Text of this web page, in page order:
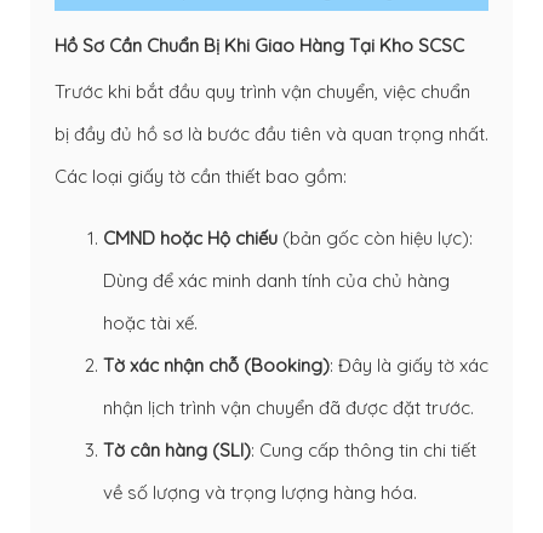
Hồ Sơ Cần Chuẩn Bị Khi Giao Hàng Tại Kho SCSC
Trước khi bắt đầu quy trình vận chuyển, việc chuẩn
bị đầy đủ hồ sơ là bước đầu tiên và quan trọng nhất.
Các loại giấy tờ cần thiết bao gồm:
CMND hoặc Hộ chiếu (bản gốc còn hiệu lực):
Dùng để xác minh danh tính của chủ hàng
hoặc tài xế.
Tờ xác nhận chỗ (Booking): Đây là giấy tờ xác
nhận lịch trình vận chuyển đã được đặt trước.
Tờ cân hàng (SLI): Cung cấp thông tin chi tiết
về số lượng và trọng lượng hàng hóa.